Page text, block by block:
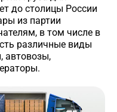
до столицы России
из партии
в том числе в
различные виды
автовозы,